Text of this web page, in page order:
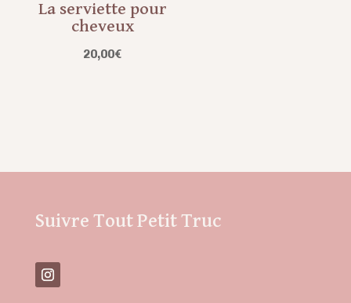
La serviette pour
cheveux
20,00€
Suivre Tout Petit Truc